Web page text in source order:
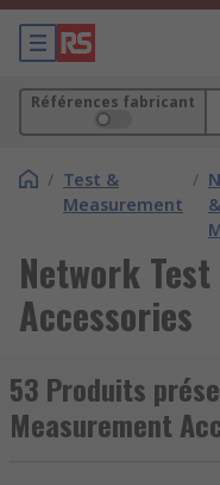
Références fabricant
/ Test &
Measurement
/
&
Network
Accessories
53 Produits
Measurement